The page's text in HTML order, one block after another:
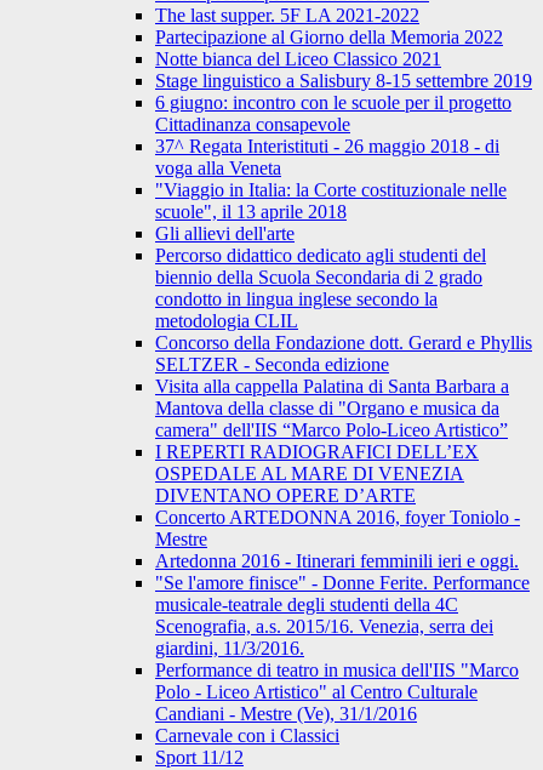
The last supper. 5F LA 2021-2022
Partecipazione al Giorno della Memoria 2022
Notte bianca del Liceo Classico 2021
Stage linguistico a Salisbury 8-15 settembre 2019
6 giugno: incontro con le scuole per il progetto
Cittadinanza consapevole
37^ Regata Interistituti - 26 maggio 2018 - di
voga alla Veneta
"Viaggio in Italia: la Corte costituzionale nelle
scuole", il 13 aprile 2018
Gli allievi dell'arte
Percorso didattico dedicato agli studenti del
biennio della Scuola Secondaria di 2 grado
condotto in lingua inglese secondo la
metodologia CLIL
Concorso della Fondazione dott. Gerard e Phyllis
SELTZER - Seconda edizione
Visita alla cappella Palatina di Santa Barbara a
Mantova della classe di "Organo e musica da
camera" dell'IIS “Marco Polo-Liceo Artistico”
I REPERTI RADIOGRAFICI DELL’EX
OSPEDALE AL MARE DI VENEZIA
DIVENTANO OPERE D’ARTE
Concerto ARTEDONNA 2016, foyer Toniolo -
Mestre
Artedonna 2016 - Itinerari femminili ieri e oggi.
"Se l'amore finisce" - Donne Ferite. Performance
musicale-teatrale degli studenti della 4C
Scenografia, a.s. 2015/16. Venezia, serra dei
giardini, 11/3/2016.
Performance di teatro in musica dell'IIS "Marco
Polo - Liceo Artistico" al Centro Culturale
Candiani - Mestre (Ve), 31/1/2016
Carnevale con i Classici
Sport 11/12